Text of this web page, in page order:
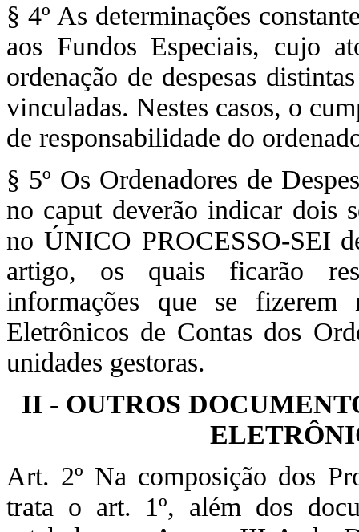
§ 4º As determinações
aos Fundos Especiais, cujo
ordenação de despesas
vinculadas. Nestes casos, o
de responsabilidade do
§ 5º Os Ordenadores de
no caput deverão indicar dois
no ÚNICO PROCESSO-SEI
artigo, os quais ficarão
informações que se fizerem
Eletrônicos de Contas dos
unidades gestoras.
II - OUTROS
Art. 2º Na composição dos
trata o art. 1º, além dos